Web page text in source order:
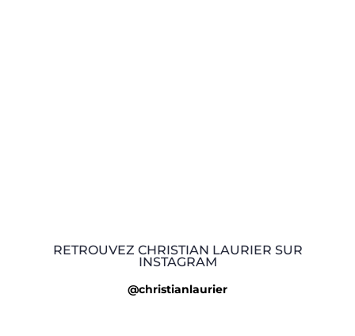
RETROUVEZ CHRISTIAN LAURIER SUR
INSTAGRAM
@christianlaurier